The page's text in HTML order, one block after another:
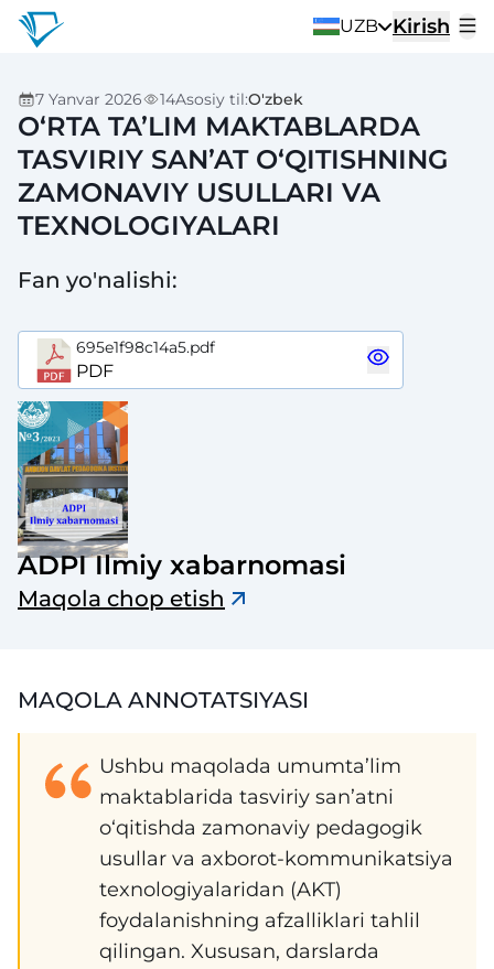
UZB Kirish
7 Yanvar 2026 14Asosiy til:O'zbek
O‘RTA TA’LIM MAKTABLARDA
TASVIRIY SAN’AT O‘QITISHNING
ZAMONAVIY USULLARI VA
TEXNOLOGIYALARI
Fan yo'nalishi:
695e1f98c14a5.pdf
PDF
ADPI Ilmiy xabarnomasi
Maqola chop etish
MAQOLA ANNOTATSIYASI
Ushbu maqolada umumta’lim
maktablarida tasviriy san’atni
o‘qitishda zamonaviy pedagogik
usullar va axborot-kommunikatsiya
texnologiyalaridan (AKT)
foydalanishning afzalliklari tahlil
qilingan. Xususan, darslarda